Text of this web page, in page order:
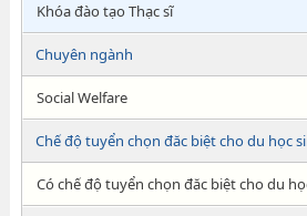
Khóa đào tạo Thạc sĩ
Chuyên ngành
Social Welfare
Chế độ tuyển chọn đăc biệt cho du học
Có chế độ tuyển chọn đăc biệt cho du